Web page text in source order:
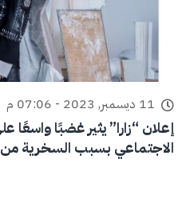
11 ديسمبر, 2023 - 07:06 م
إعلان “زارا” يثير غضبًا واسعًا
الاجتماعي بسبب السخرية